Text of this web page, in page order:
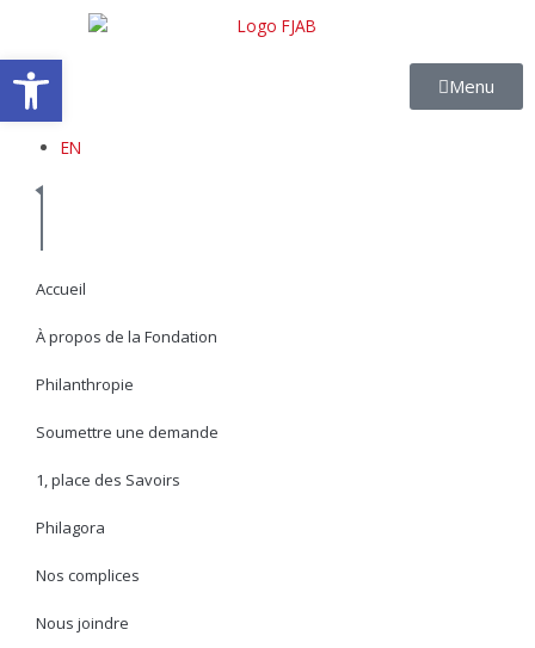
contenu
Menu
EN
Accueil
À propos de la Fondation
Philanthropie
Soumettre une demande
1, place des Savoirs
Philagora
Nos complices
Nous joindre
Ouvrir la barre d’outils